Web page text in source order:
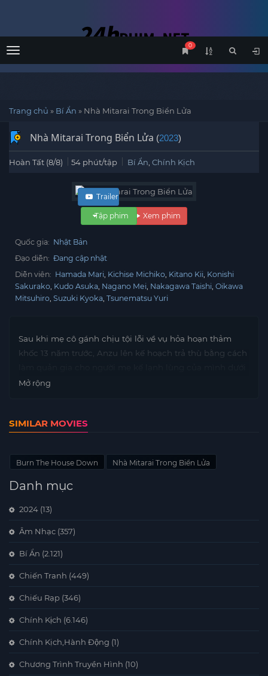
Menu
0
Trang chủ » Bí Ẩn » Nhà Mitarai Trong Biển Lửa
Nhà Mitarai Trong Biển Lửa (2023)
Hoàn Tất (8/8) 54 phút/tập Bí Ẩn Chính Kịch
Xem phim
Trailer
Tập phim
Quốc gia: Nhật Bản
Đạo diễn: Đang cập nhật
Diễn viên: Hamada Mari Kichise Michiko Kitano Kii Konishi
Sakurako Kudo Asuka Nagano Mei Nakagawa Taishi Oikawa
Mitsuhiro Suzuki Kyoka Tsunematsu Yuri
Sau khi mẹ cô gánh chịu tội lỗi về vụ hỏa hoạn thảm
khốc 13 năm trước, Anzu lên kế hoạch trả thù bằng cách
tên giả.
Mở rộng
SIMILAR MOVIES
Burn The House Down Nhà Mitarai Trong Biển Lửa
Danh mục
2024 (13)
Âm Nhạc (357)
Bí Ẩn (2.121)
Chiến Tranh (449)
Chiếu Rạp (346)
Chính Kịch (6.146)
Chính Kịch,Hành Động (1)
Chương Trình Truyền Hình (10)